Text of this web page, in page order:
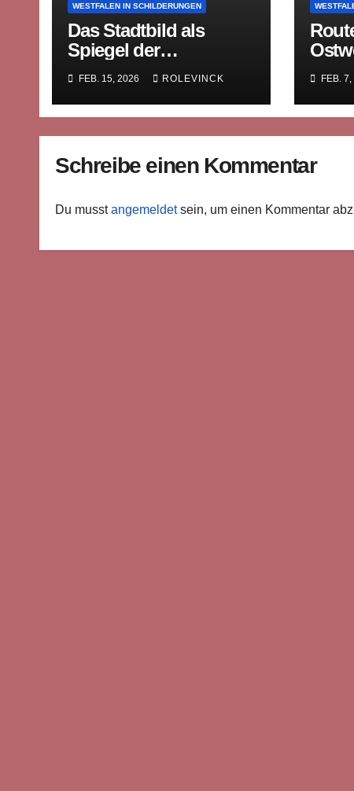
WESTFALEN IN SCHILDERUNGEN
Das Stadtbild als
Spiegel der
Geschichte
FEB. 15, 2026 ROLEVINCK
von
FEB.
Schreibe einen Kommentar
Du musstangemeldetsein, um einen Kommentar